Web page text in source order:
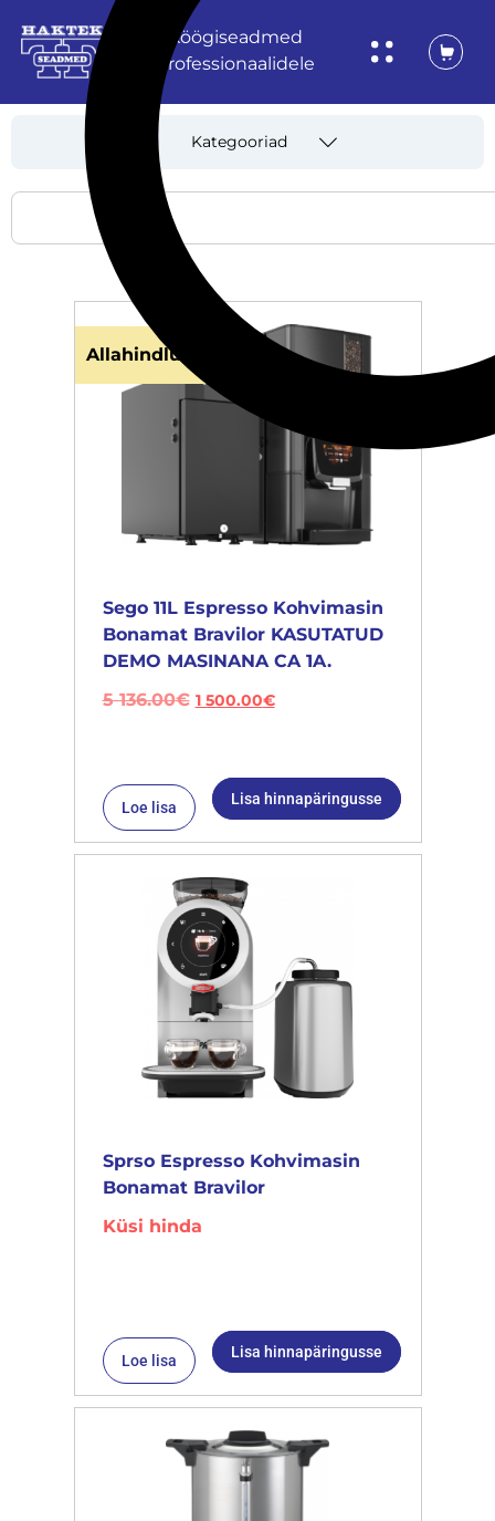
Köögiseadmed
professionaalidele
Kategooriad
Allahindlus!
Sego 11L Espresso Kohvimasin
Bonamat Bravilor KASUTATUD
DEMO MASINANA CA 1A.
5 136.00€ 1 500.00€
Loe lisa Lisa hinnapäringusse
Sprso Espresso Kohvimasin
Bonamat Bravilor
Küsi hinda
Loe lisa Lisa hinnapäringusse